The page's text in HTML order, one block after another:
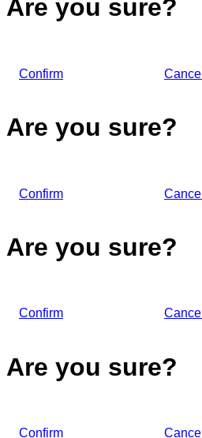
Are you sure?
Confirm Cancel
Are you sure?
Confirm Cancel
Are you sure?
Confirm Cancel
Are you sure?
Confirm Cancel